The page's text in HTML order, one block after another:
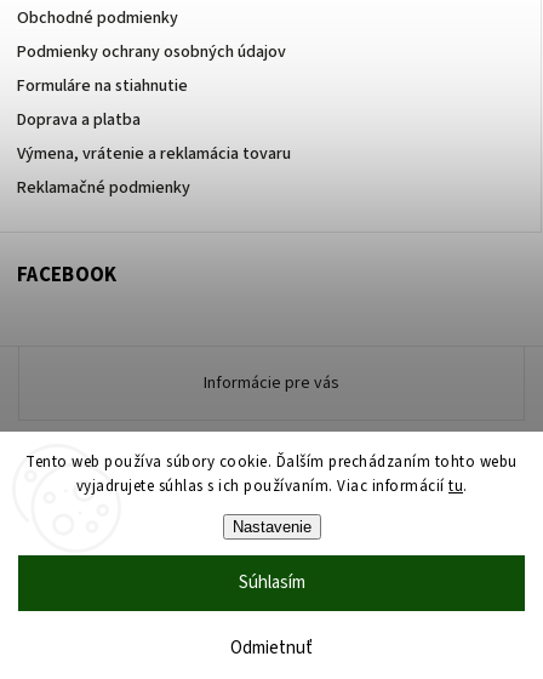
Tento web používa súbory cookie. Ďalším prechádzaním tohto webu
vyjadrujete súhlas s ich používaním. Viac informáciítu.
Nastavenie
Odmietnuť
Súhlasím
Obchodné podmienky
Podmienky ochrany osobných údajov
Formuláre na stiahnutie
Doprava a platba
Výmena, vrátenie a reklamácia tovaru
Reklamačné podmienky
FACEBOOK
Informácie pre vás
Vytvoril Shoptet
Copyright 2026www.zdravotneodevymarmon.sk. Všetky práva
vyhradené.
Upraviť nastavenie cookies